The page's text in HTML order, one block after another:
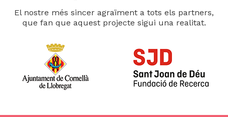
El nostre més sincer agraïment a tots els partners,
que fan que aquest projecte sigui una realitat.